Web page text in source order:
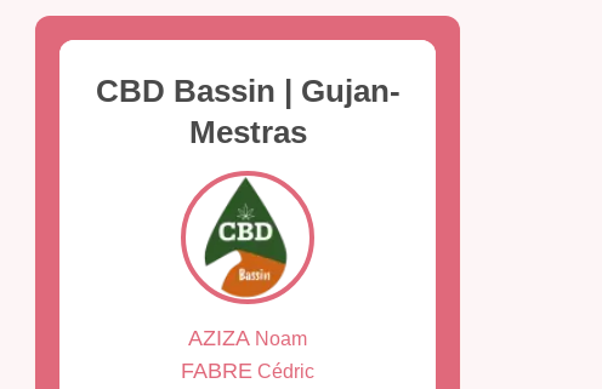
CBD Bassin | Gujan-
Mestras
AZIZA Noam
FABRE Cédric